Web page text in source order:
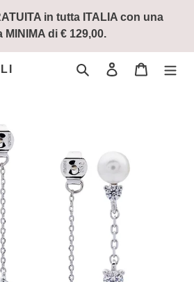
in tutta ITALIA con una
MINIMA di € 129,00.
Cerca Accedi Carrello